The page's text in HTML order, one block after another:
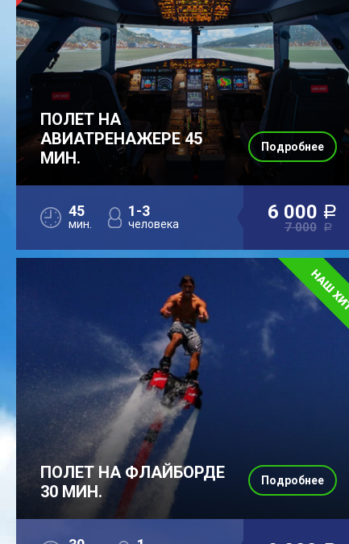
ПОЛЕТ НА
АВИАТРЕНАЖЕРЕ 45
МИН.
45
мин.
1-3
человека
6 000 a
7 000 a
Подробнее
ПОЛЕТ НА ФЛАЙБОРДЕ
30 МИН.
Подробнее